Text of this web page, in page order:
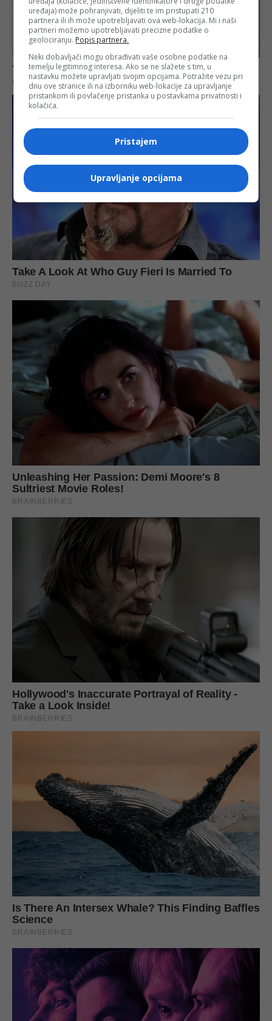
uređaja) može pohranjivati, dijeliti te im pristupati 210
partnera ili ih može upotrebljavati ova web-lokacija. Mi i naši
partneri možemo upotrebljavati precizne podatke o
geolociranju. Popis partnera.
Neki dobavljači mogu obrađivati vaše osobne podatke na
temelju legitimnog interesa. Ako se ne slažete s tim, u
nastavku možete upravljati svojim opcijama. Potražite vezu pri
dnu ove stranice ili na izborniku web-lokacije za upravljanje
pristankom ili povlačenje pristanka u postavkama privatnosti i
kolačića.
Pristajem
Upravljanje opcijama